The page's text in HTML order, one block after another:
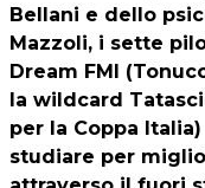
Bellani e dello
Mazzoli, i sette
Dream FMI
la wildcard
per la Coppa
studiare per